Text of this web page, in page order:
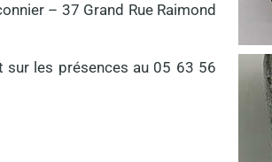
– 37 Grand Rue Raimond
sur les présences au 05 63 56